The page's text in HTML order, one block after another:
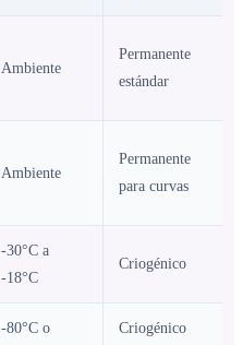
Ambiente
Permanente
estándar
Ambiente
Permanente
para curvas
-30°C a
-18°C
Criogénico
-80°C o
Criogénico